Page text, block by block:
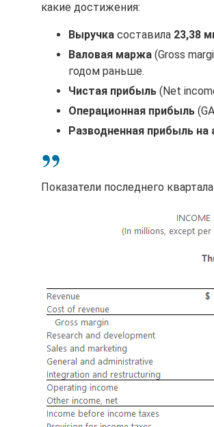
какие достижения:
Выручка составила 23,38
Валовая маржа (Gross
годом раньше.
Чистая прибыль (Net
Операционная прибыль
Разводненная прибыль на
Показатели последнего